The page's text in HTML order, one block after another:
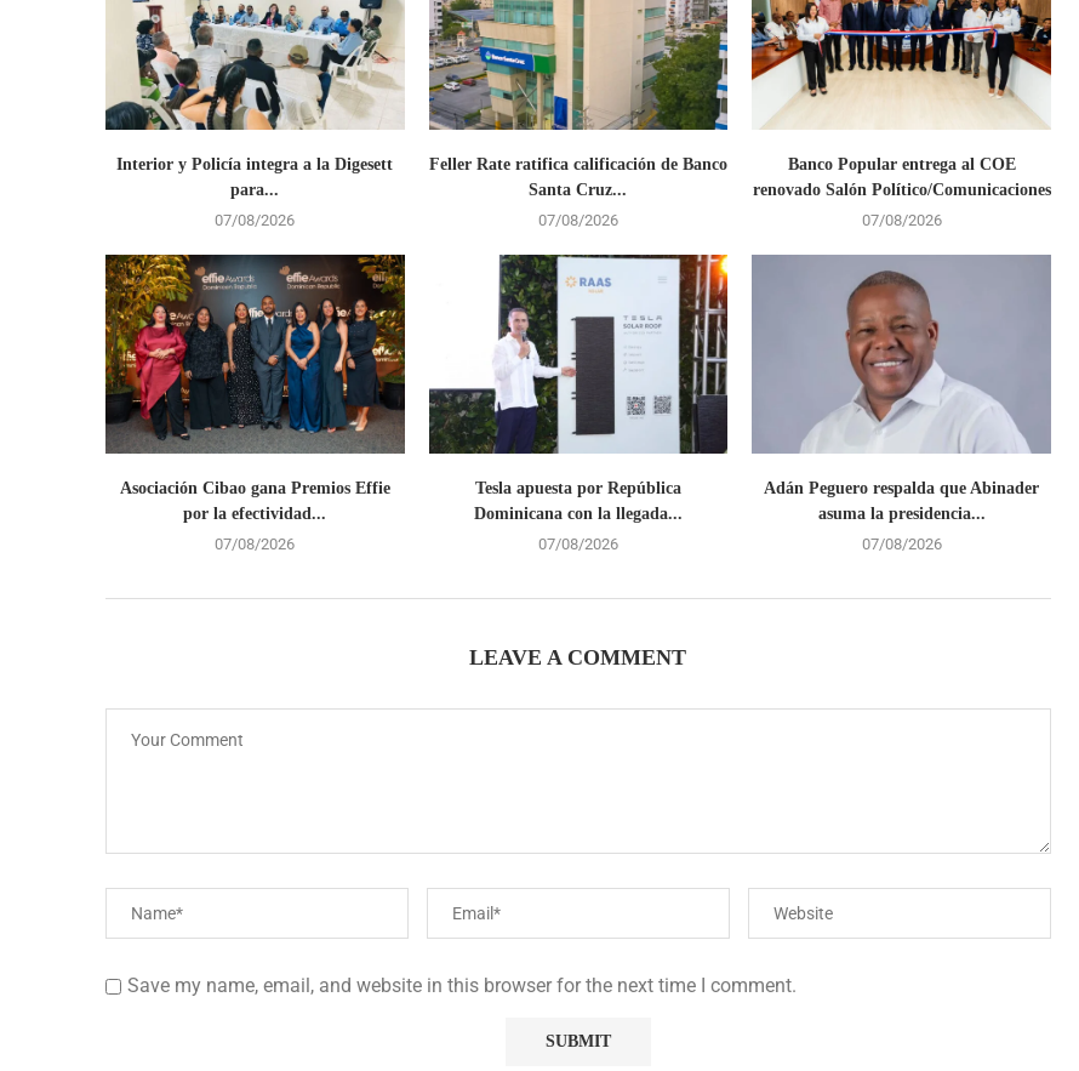
Interior y Policía integra a la Digesett
para...
07/08/2026
Feller Rate ratifica calificación de Banco
Santa Cruz...
07/08/2026
Banco Popular entrega al COE
renovado Salón Político/Comunicaciones
07/08/2026
Asociación Cibao gana Premios Effie
por la efectividad...
07/08/2026
Tesla apuesta por República
Dominicana con la llegada...
07/08/2026
Adán Peguero respalda que Abinader
asuma la presidencia...
07/08/2026
LEAVE A COMMENT
Save my name, email, and website in this browser for the next time I comment.